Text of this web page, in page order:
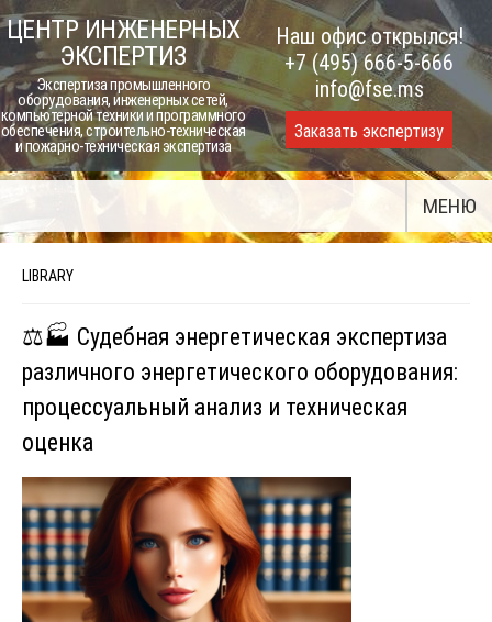
Skip
to
content
ЦЕНТР ИНЖЕНЕРНЫХ
ЭКСПЕРТИЗ
Экспертиза промышленного
оборудования, инженерных сетей,
компьютерной техники и программного
обеспечения, строительно-техническая
и пожарно-техническая экспертиза
Наш офис открылся!
+7 (495) 666-5-666
info@fse.ms
Заказать экспертизу
МЕНЮ
LIBRARY
⚖️🏭 Судебная энергетическая экспертиза
различного энергетического оборудования:
процессуальный анализ и техническая
оценка